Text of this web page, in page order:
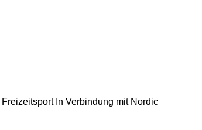
In Verbindung mit Nordic